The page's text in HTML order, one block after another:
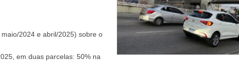
2024 e abril/2025) sobre o
em duas parcelas: 50% na